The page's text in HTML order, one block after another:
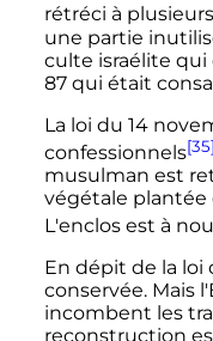
rétréci à
une partie
culte israélite qui
87 qui était
La loi du 14
confessionnels[35]
musulman est
végétale plantée
L'enclos est à
En dépit de la loi
conservée. Mais
incombent les
reconstruction